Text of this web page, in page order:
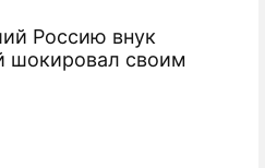
Россию внук
шокировал своим